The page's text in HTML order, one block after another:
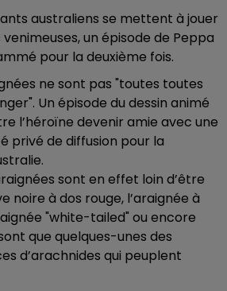
australiens se mettent à jouer
un épisode de Peppa
pour la deuxième fois.
ne sont pas "toutes toutes
Un épisode du dessin animé
l’héroïne devenir amie avec une
privé de diffusion pour la
sont en effet loin d’être
noire à dos rouge, l’araignée à
"white-tailed" ou encore
que quelques-unes des
d’arachnides qui peuplent